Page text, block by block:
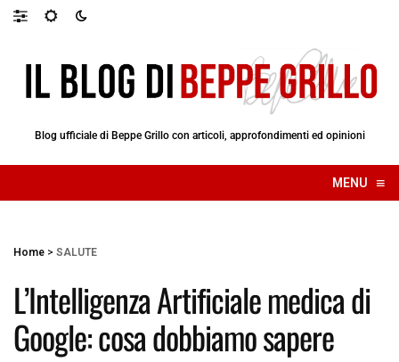
Blog ufficiale di Beppe Grillo con articoli, approfondimenti ed opinioni
MENU ≡
☰
Home > SALUTE
L’Intelligenza Artificiale medica di
Google: cosa dobbiamo sapere